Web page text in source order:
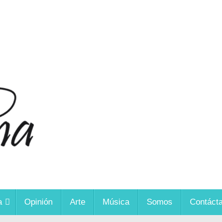
Opinión Arte Música Somos